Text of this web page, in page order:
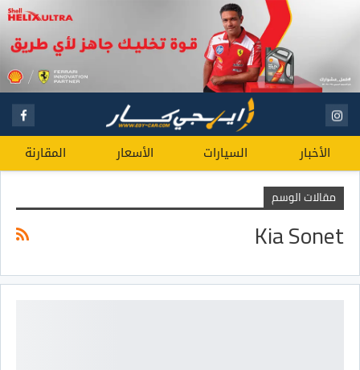
الأخبار السيارات الأسعار المقارنة
مقالات الوسم
Kia Sonet